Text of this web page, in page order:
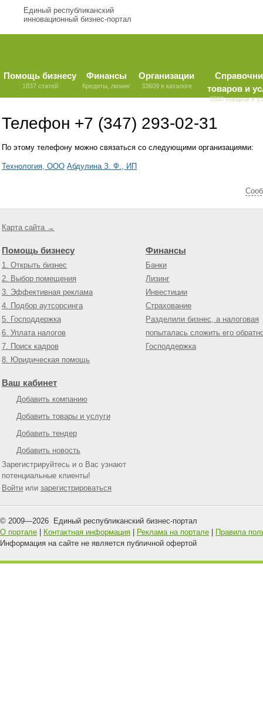
Единый республиканский
инновационный бизнес-портал
Помощь бизнесу
1837 статей
Финансы
Кредиты, лизинг
Организации
33609 в каталоге
товаров и
9580 товаров и
Телефон +7 (347) 293-02-31
По этому телефону можно связаться со следующими организациями:
Технология, ООО Абдулина З. Ф., ИП
Карта сайта →
Помощь бизнесу
1. Открыть бизнес
2. Выбор помещения
3. Эффективная реклама
4. Подбор аутсорсинга
5. Господдержка
6. Уплата налогов
7. Поиск кадров
8. Юридическая помощь
Финансы
Банки
Лизинг
Инвестиции
Страхование
Разделили бизнес, а налоговая
попыталась сложить его
Господдержка
Ваш кабинет
Добавить компанию
Добавить товары и услуги
Добавить тендер
Добавить новость
Зарегистрируйтесь и о Вас узнают
потенциальные клиенты!
Войти или зарегистрироваться
© 2009—2026 Единый республиканский бизнес-портал
О портале
Контактная информация Реклама на портале
Правила
Информация на сайте не является публичной офертой